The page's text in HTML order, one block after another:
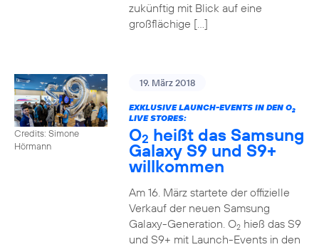
zukünftig mit Blick auf eine
großflächige […]
Credits: Simone
Hörmann
19. März 2018
EXKLUSIVE LAUNCH-EVENTS IN DEN O2
LIVE STORES:
O2 heißt das Samsung
Galaxy S9 und S9+
willkommen
Am 16. März startete der offizielle
Verkauf der neuen Samsung
Galaxy-Generation. O2hieß das S9
und S9+ mit Launch-Events in den